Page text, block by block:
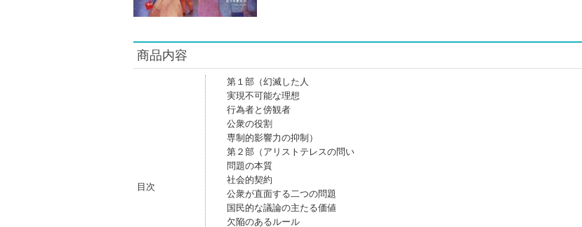
商品内容
目次
第１部（幻滅した人
実現不可能な理想
行為者と傍観者
公衆の役割
専制的影響力の抑制）
第２部（アリストテレスの問い
問題の本質
社会的契約
公衆が直面する二つの問題
国民的な議論の主たる価値
欠陥のあるルール